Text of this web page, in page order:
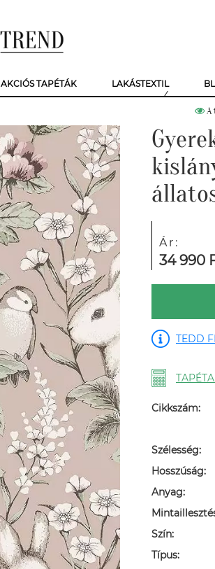
AKCIÓS TAPÉTÁK LAKÁSTEXTIL
A
Ár:
34 990
TEDD
Cikkszám:
Szélesség:
Hosszúság:
Anyag:
Szín:
Típus: